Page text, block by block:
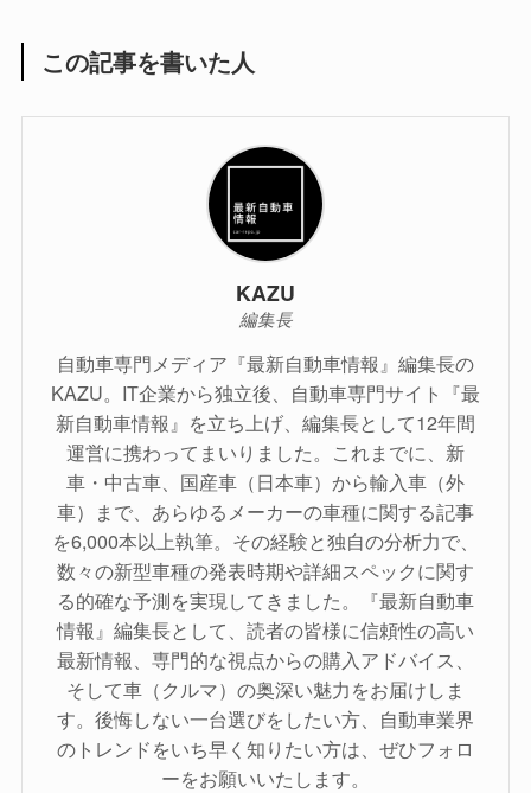
この記事を書いた人
KAZU
編集長
自動車専門メディア『最新自動車情報』編集長の
KAZU。IT企業から独立後、自動車専門サイト『最
新自動車情報』を立ち上げ、編集長として12年間
運営に携わってまいりました。これまでに、新
車・中古車、国産車（日本車）から輸入車（外
車）まで、あらゆるメーカーの車種に関する記事
を6,000本以上執筆。その経験と独自の分析力で、
数々の新型車種の発表時期や詳細スペックに関す
る的確な予測を実現してきました。『最新自動車
情報』編集長として、読者の皆様に信頼性の高い
最新情報、専門的な視点からの購入アドバイス、
そして車（クルマ）の奥深い魅力をお届けしま
す。後悔しない一台選びをしたい方、自動車業界
のトレンドをいち早く知りたい方は、ぜひフォロ
ーをお願いいたします。